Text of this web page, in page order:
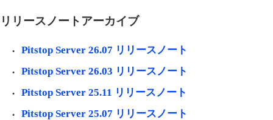
リリースノートアーカイブ
Pitstop Server 26.07 リリースノート
Pitstop Server 26.03 リリースノート
Pitstop Server 25.11 リリースノート
Pitstop Server 25.07 リリースノート